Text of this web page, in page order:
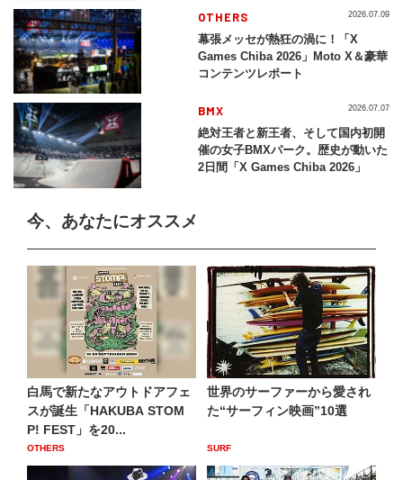
2026」
OTHERS
幕張メッセが熱狂の渦に！「X
Games Chiba 2026」Moto X＆豪華
コンテンツレポート
2026.07.09
BMX
絶対王者と新王者、そして国内初開
催の女子BMXパーク。歴史が動いた
2日間「X Games Chiba 2026」
2026.07.07
今、あなたにオススメ
白馬で新たなアウトドアフェ
スが誕生「HAKUBA STOM
P! FEST」を20...
OTHERS
世界のサーファーから愛され
た“サーフィン映画”10選
SURF